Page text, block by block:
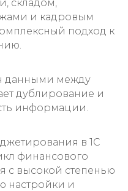
складом,
и кадровым
подход к
данными между
дублирование и
информации.
в 1С
финансового
с высокой степенью
настройки и